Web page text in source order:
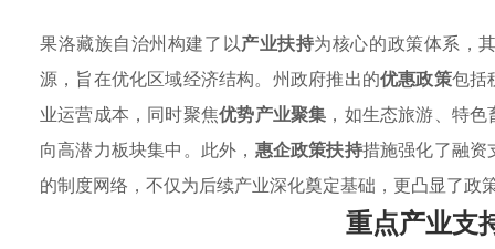
果洛藏族自治州构建了以产业扶持为核心的政策体系，
源，旨在优化区域经济结构。州政府推出的优惠政策包括
业运营成本，同时聚焦优势产业聚集 ，如生态旅游、特
向高潜力板块集中。此外， 惠企政策扶持措施强化了融资
的制度网络，不仅为后续产业深化奠定基础，更凸显了政
重点产业支